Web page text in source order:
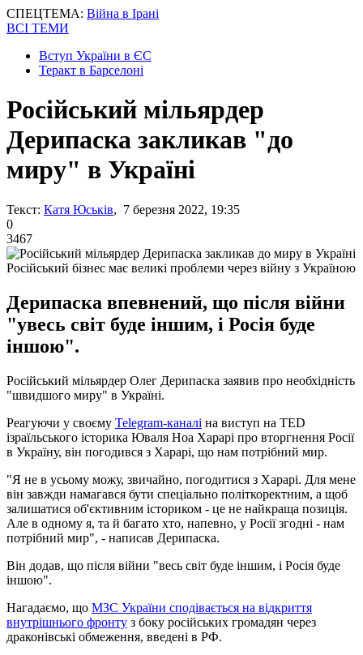
СПЕЦТЕМА: Війна в Ірані
ВСІ ТЕМИ
Вступ України в ЄС
Теракт в Барселоні
Російський мільярдер
Дерипаска закликав "до
миру" в Україні
Текст: Катя Юськів, 7 березня 2022, 19:35
0
3467
Російський бізнес має великі проблеми через війну з Україною
Дерипаска впевнений, що після війни
"увесь світ буде іншим, і Росія буде
іншою".
Російський мільярдер Олег Дерипаска заявив про необхідність
"швидшого миру" в Україні.
Реагуючи у своєму Telegram-каналі на виступ на TED
ізраїльського історика Юваля Ноа Харарі про вторгнення Росії
в Україну, він погодився з Харарі, що нам потрібний мир.
"Я не в усьому можу, звичайно, погодитися з Харарі. Для мене
він завжди намагався бути спеціально політкоректним, а щоб
залишатися об'єктивним істориком - це не найкраща позиція.
Але в одному я, та й багато хто, напевно, у Росії згодні - нам
потрібний мир", - написав Дерипаска.
Він додав, що після війни "весь світ буде іншим, і Росія буде
іншою".
Нагадаємо, що МЗС України сподівається на відкриття
внутрішнього фронту з боку російських громадян через
драконівські обмеження, введені в РФ.